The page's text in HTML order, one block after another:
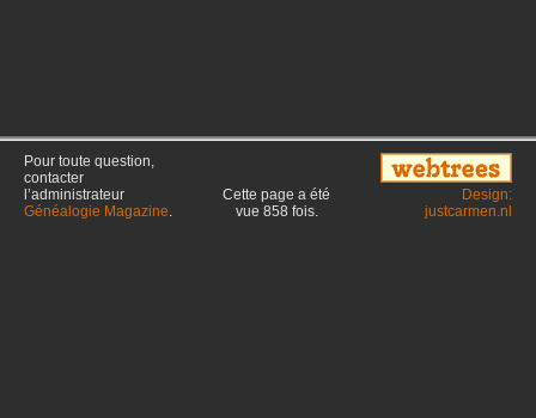
Pour toute question,
contacter
l’administrateur
Généalogie Magazine.
Cette page a été
vue 858 fois.
Design:
justcarmen.nl